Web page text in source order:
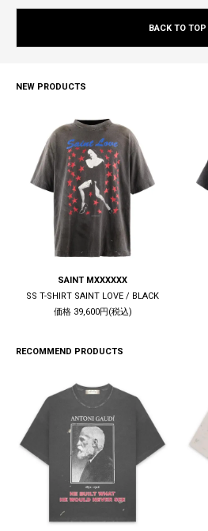
BACK TO TOP
NEW PRODUCTS
SAINT MXXXXXX
SS T-SHIRT SAINT LOVE / BLACK
価格 39,600円(税込)
RECOMMEND PRODUCTS